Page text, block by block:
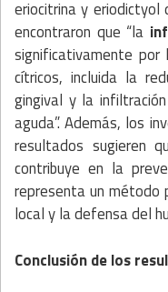
eriocitrina y eriodictyol
encontraron que “la
significativamente por
cítricos, incluida la
gingival y la
aguda”. Además, los
resultados sugieren
contribuye en la
representa un método
local y la defensa del
Conclusión de los